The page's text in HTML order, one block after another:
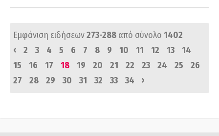
Εμφάνιση ειδήσεων273-288 από σύνολο 1402
‹
2 3 4 5 6 7 8 9 10 11 12 13
14
15
16 17 18 19 20 21 22 23 24 25
26
27
28 29 30 31 32 33 34 ›